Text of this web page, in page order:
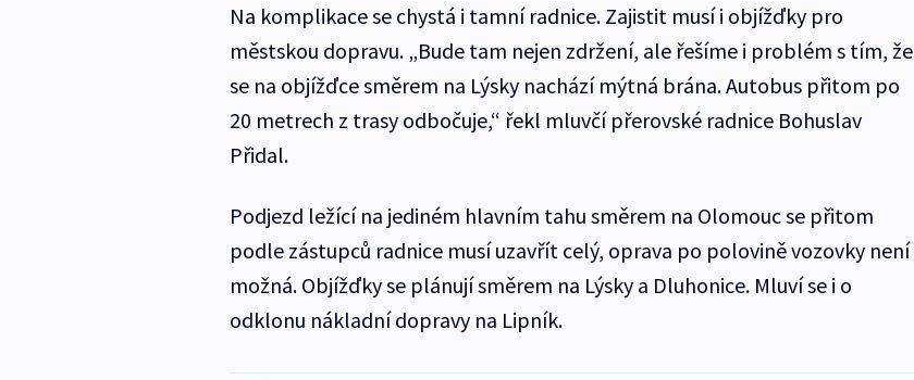
Na komplikace se chystá i tamní radnice. Zajistit musí i objížďky pro
městskou dopravu. „Bude tam nejen zdržení, ale řešíme i problém s tím, že
se na objížďce směrem na Lýsky nachází mýtná brána. Autobus přitom po
20 metrech z trasy odbočuje,“ řekl mluvčí přerovské radnice Bohuslav
Přidal.
Podjezd ležící na jediném hlavním tahu směrem na Olomouc se přitom
podle zástupců radnice musí uzavřít celý, oprava po polovině vozovky není
možná. Objížďky se plánují směrem na Lýsky a Dluhonice. Mluví se i o
odklonu nákladní dopravy na Lipník.